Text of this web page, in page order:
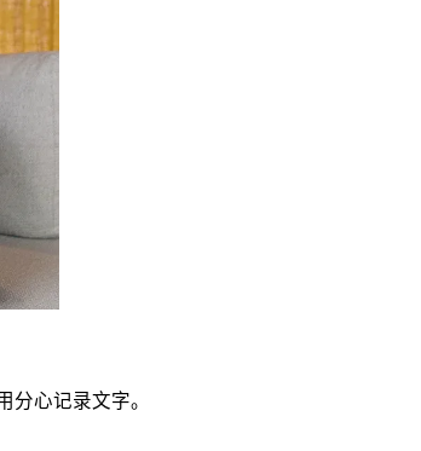
心记录文字。